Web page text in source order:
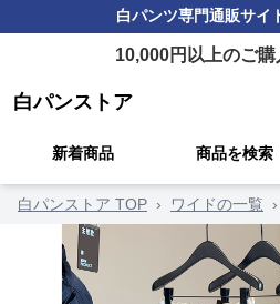
白パンツ専門通販サイ
10,000円以上のご
白パンストア
新着商品 商品を検索
白パンストア TOP › ワイドの一覧 ›